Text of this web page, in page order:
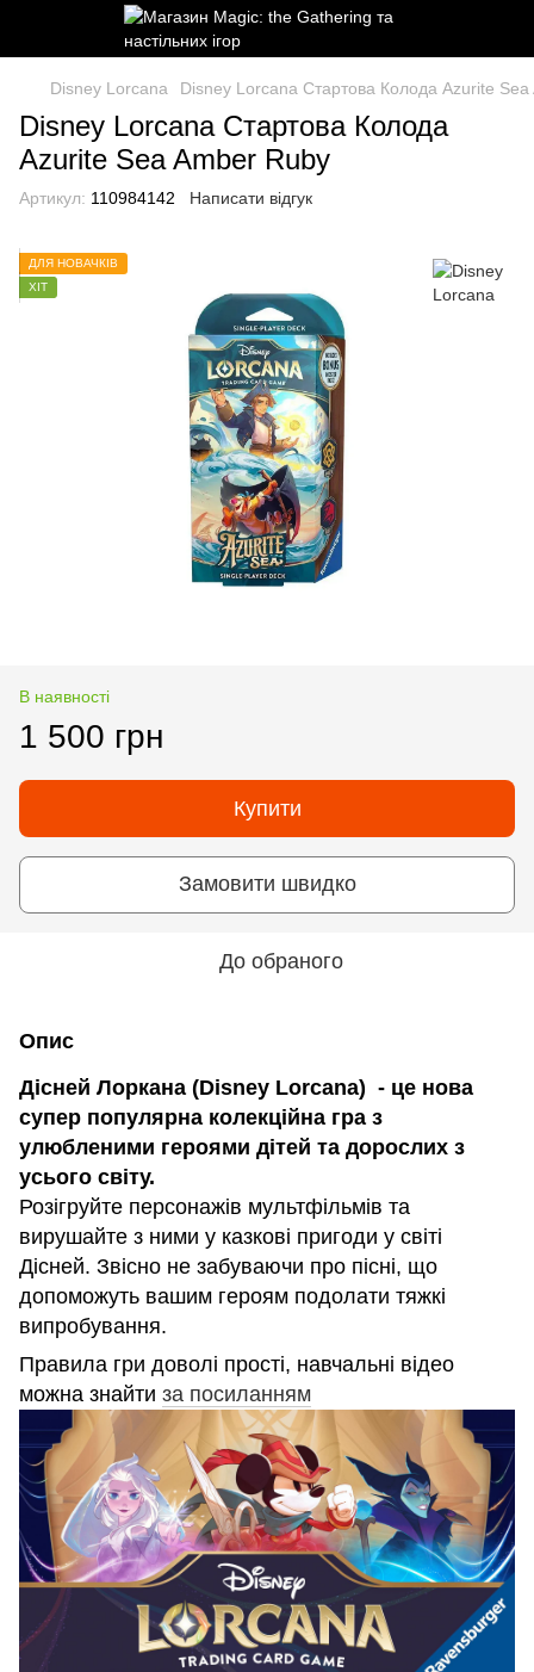
Disney Lorcana Disney Lorcana Стартова Колода Azurite
Disney Lorcana Стартова Колода
Azurite Sea Amber Ruby
Артикул: 110984142 Написати відгук
ДЛЯ НОВАЧКІВ
ХІТ
В наявності
1 500 грн
Купити
Замовити швидко
До обраного
Опис
Дісней Лоркана (Disney Lorcana) - це нова
супер популярна колекційна гра з
улюбленими героями дітей та дорослих з
усього світу.
Розігруйте персонажів мультфільмів та
вирушайте з ними у казкові пригоди у світі
Дісней. Звісно не забуваючи про пісні, що
допоможуть вашим героям подолати тяжкі
випробування.
Правила гри доволі прості, навчальні відео
можна знайти за посиланням